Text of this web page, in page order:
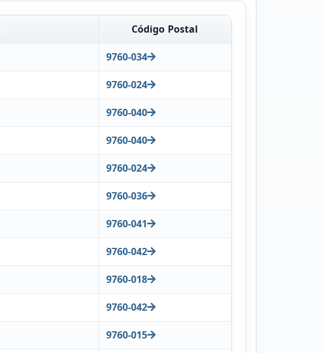
Código Postal
9760-034
9760-024
9760-040
9760-040
9760-024
9760-036
9760-041
9760-042
9760-018
9760-042
9760-015